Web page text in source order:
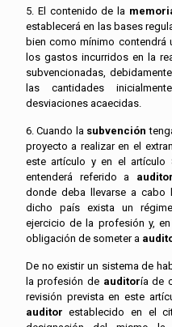
5. El contenido de la
establecerá en las bases
bien como mínimo contendrá
los gastos incurridos en la
subvencionadas,
las cantidades
desviaciones acaecidas.
6. Cuando la subvención
proyecto a realizar en el
este artículo y en el artículo
entenderá referido a auditor
donde deba llevarse a cabo
dicho país exista un
ejercicio de la profesión y,
obligación de someter a
De no existir un sistema de
la profesión de auditoría de
revisión prevista en este
auditor establecido en el